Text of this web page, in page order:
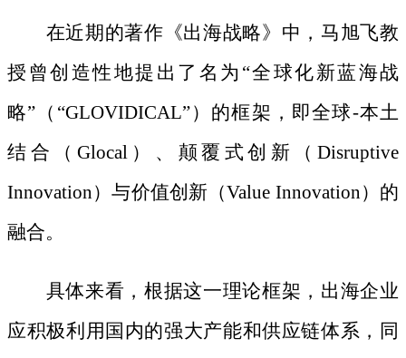
在近期的著作《出海战略》中，马旭飞教
授曾创造性地提出了名为 “全球化新蓝海战
略”（“GLOVIDICAL”）的框架，即全球-本土
结合（Glocal）、颠覆式创新（Disruptive
Innovation）与价值创新（Value Innovation）的
融合。
具体来看，根据这一理论框架，出海企业
应积极利用国内的强大产能和供应链体系，同